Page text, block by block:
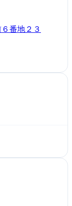
番地２３